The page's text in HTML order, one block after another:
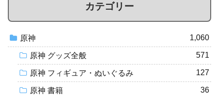
カテゴリー
原神 1,060
原神 グッズ全般 571
原神 フィギュア・ぬいぐるみ 127
原神 書籍 36